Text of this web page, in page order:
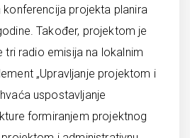
konferencija projekta planira
Također, projektom je
tri radio emisija na lokalnim
„Upravljanje projektom i
uspostavljanje
formiranjem projektnog